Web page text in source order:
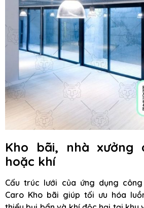
Kho bãi, nhà xưởng
hoặc khí
Cấu trúc lưới của ứng dụng
Caro Kho bãi giúp tối ưu hóa